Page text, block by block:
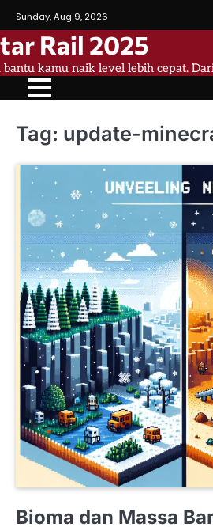
to
content
Sunday, Aug 9, 2026
Rail 2025
kamu naik level lebih cepat.
Tag: update-
Bioma dan Massa